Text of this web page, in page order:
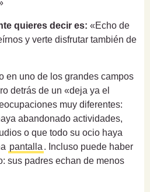
quieres decir es: «Echo de
y verte disfrutar también de
en uno de los grandes campos
detrás de un «deja ya el
muy diferentes:
abandonado actividades,
o que todo su ocio haya
pantalla . Incluso puede haber
sus padres echan de menos